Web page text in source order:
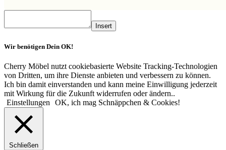
Insert
Wir benötigen Dein OK!
Cherry Möbel nutzt cookiebasierte Website Tracking-Technologien
von Dritten, um ihre Dienste anbieten und verbessern zu können.
Ich bin damit einverstanden und kann meine Einwilligung jederzeit
mit Wirkung für die Zukunft widerrufen oder ändern..
Einstellungen
OK, ich mag Schnäppchen & Cookies!
Schließen